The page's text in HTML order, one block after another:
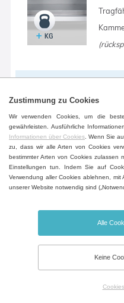
zur
(außer
Alarm geöffneter Tür
Zustimmung zu Cookies
Wir verwenden Cookies, um die
gewährleisten. Ausführliche
Informationen über Cookies . Wenn Sie
zu, dass wir alle Arten von Cookies
bestimmter Arten von Cookies zulassen
Einstellungen tun. Indem Sie auf
Verwendung aller Cookies ablehnen,
unserer Website notwendig sind
Alle
Keine